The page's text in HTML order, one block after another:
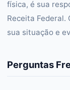
física, é sua
Receita
sua situação e
Perguntas